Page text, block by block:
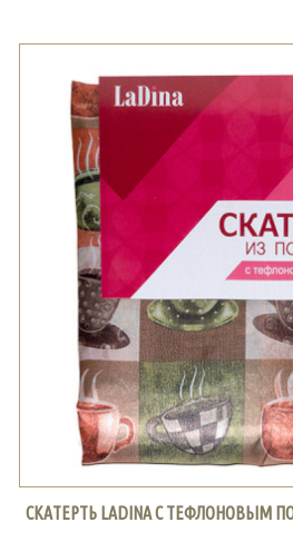
СКАТЕРТЬ LADINA С ТЕФЛОНОВЫМ